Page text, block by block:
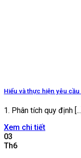
Hiểu và thực hiện yêu cầu
1. Phân tích quy định
Xem chi tiết
03
Th6